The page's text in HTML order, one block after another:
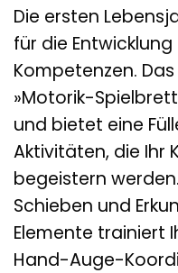
Die ersten
für die
Kompetenzen.
»Motorik-
und bietet eine
Aktivitäten, die Ihr
begeistern
Schieben und
Elemente trainiert
Hand-Auge-